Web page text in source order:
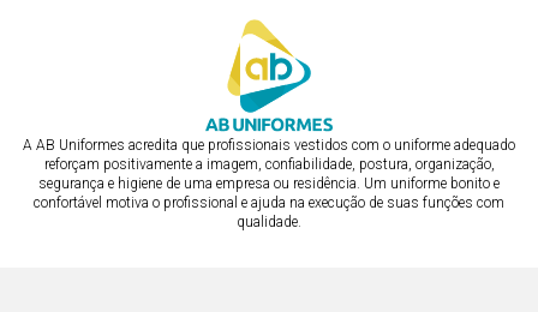
A AB Uniformes acredita que profissionais vestidos com o uniforme adequado
reforçam positivamente a imagem, confiabilidade, postura, organização,
segurança e higiene de uma empresa ou residência. Um uniforme bonito e
confortável motiva o profissional e ajuda na execução de suas funções com
qualidade.